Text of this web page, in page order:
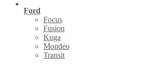
Ford
Focus
Fusion
Kuga
Mondeo
Transit